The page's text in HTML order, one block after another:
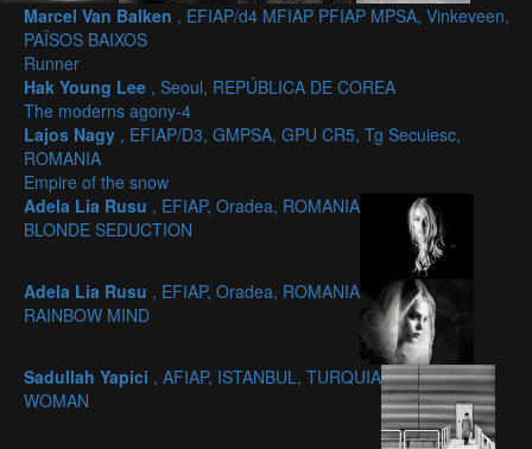
Marcel Van Balken , EFIAP/d4 MFIAP PFIAP MPSA, Vinkeveen,
PAÏSOS BAIXOS
Runner
Hak Young Lee , Seoul, REPÚBLICA DE COREA
The moderns agony-4
Lajos Nagy , EFIAP/D3, GMPSA, GPU CR5, Tg Secuiesc,
ROMANIA
Empire of the snow
Adela Lia Rusu , EFIAP, Oradea, ROMANIA
BLONDE SEDUCTION
Adela Lia Rusu , EFIAP, Oradea, ROMANIA
RAINBOW MIND
Sadullah Yapici , AFIAP, ISTANBUL, TURQUIA
WOMAN